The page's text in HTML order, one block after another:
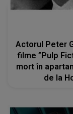
Actorul Peter
filme ”Pulp
mort în
de la